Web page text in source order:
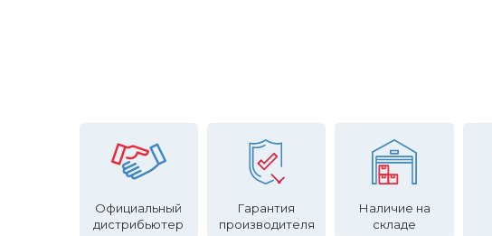
Официальный
дистрибьютер
Гарантия
производителя
Наличие на
складе